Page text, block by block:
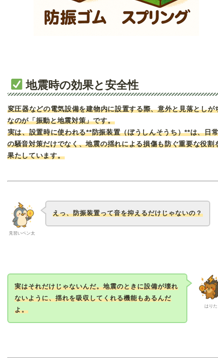
地震時の効果と安全性
変圧器などの電気設備を建物内に設置する際、意外と見落としが
なのが「振動と地震対策」です。
実は、設置時に使われる**防振装置（ぼうしんそうち）**は、日
の騒音対策だけでなく、地震の揺れによる損傷も防ぐ重要な役割
果たしています。
見習いペン太
えっ、防振装置って音を抑えるだけじゃないの？
はりた
実はそれだけじゃないんだ。地震のときに設備が壊れ
ないように、揺れを吸収してくれる機能もあるんだ
よ。